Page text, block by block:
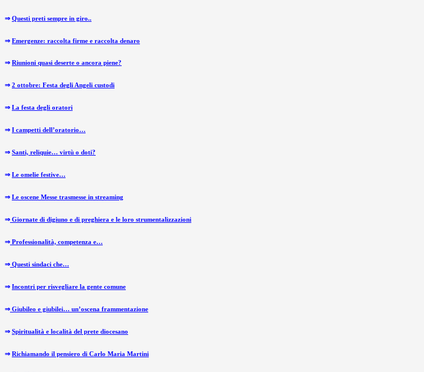
⇒ Questi preti sempre in giro..
⇒ Emergenze: raccolta firme e raccolta denaro
⇒ Riunioni quasi deserte o ancora piene?
⇒ 2 ottobre: Festa degli Angeli custodi
⇒ La festa degli oratori
⇒ I campetti dell’oratorio…
⇒ Santi, reliquie… virtù o doti?
⇒ Le omelie festive…
⇒ Le oscene Messe trasmesse in streaming
⇒ Giornate di digiuno e di preghiera e le loro strumentalizzazioni
⇒ Professionalità, competenza e…
⇒ Questi sindaci che…
⇒ Incontri per risvegliare la gente comune
⇒ Giubileo e giubilei… un’oscena frammentazione
⇒ Spiritualità e località del prete diocesano
⇒ Richiamando il pensiero di Carlo Maria Martini